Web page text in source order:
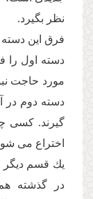
نظر بگیرد.
فرق این
دسته اول را
مورد حاجت
دسته دوم در
گیرند. كسى
اختراع مى
یك قسم دیگر
در گذشته